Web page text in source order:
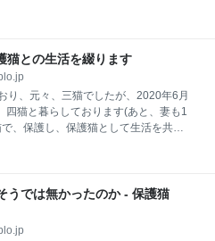
入し、設置してみま
というよりは 引き抜
草の設置に、我が家
Labo 犬と猫が好き
Labo 犬と猫が好
とは？ GREEN
GREEN Labo 犬と猫
好きな草 購入4日目
猫との生活を綴ります
り、元々、三猫でしたが、2020年6月
四猫と暮らしております(あと、妻も1
、保護し、保護猫として生活を共に
10年している私が知り得た事や経験し
ご質問・猫を飼う時にどうやって猫の
やって猫の名前を決めましたか？ま
ってありますか？ ご返答・我が家の
今回も、ご質問を受けましたので、
うでは無かったのか - 保護猫